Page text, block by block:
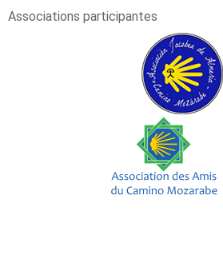
Associations participantes